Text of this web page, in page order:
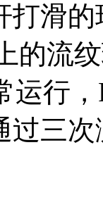
打滑
的流
运行，
过三